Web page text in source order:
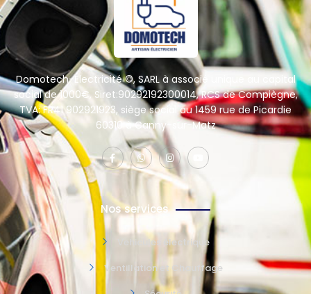
Domotech-Electricité ©, SARL à associé unique au capital
social de 1000€, Siret:90292192300014, RCS de Compiègne,
TVA: FR41 902921923, siège social au 1459 rue de Picardie
60310 à Canny-sur-Matz
Nos services
Vehicules électrique
Ventillation et Chauffage